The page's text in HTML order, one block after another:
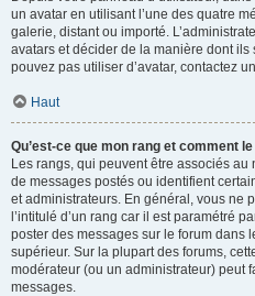
un avatar en utilisant l’une des quatre
galerie, distant ou importé.
avatars et décider de la manière dont
pouvez pas utiliser d’avatar, contactez
Haut
Qu’est-ce que mon rang et comment
Les rangs, qui peuvent être associés au
de messages postés ou identifient
et administrateurs. En général, vous ne
l’intitulé d’un rang car il est paramétré
poster des messages sur le forum dans
supérieur. Sur la plupart des forums,
modérateur (ou un administrateur) peut
messages.